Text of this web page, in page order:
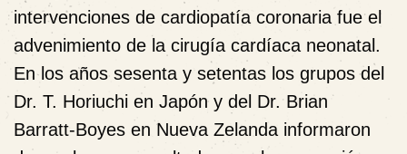
intervenciones de cardiopatía coronaria fue el
advenimiento de la cirugía cardíaca neonatal.
En los años sesenta y setentas los grupos del
Dr. T. Horiuchi en Japón y del Dr. Brian
Barratt-Boyes en Nueva Zelanda informaron